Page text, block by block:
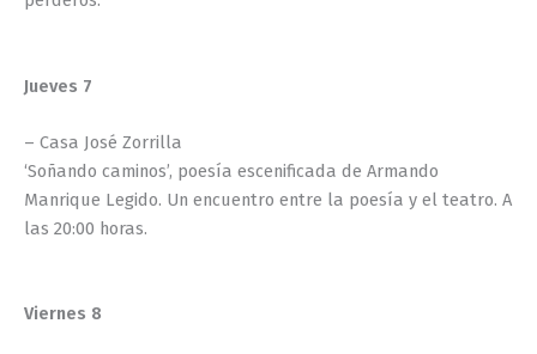
Jueves 7
– Casa José Zorrilla
‘Soñando caminos’, poesía escenificada de Armando
Manrique Legido. Un encuentro entre la poesía y el teatro. A
las 20:00 horas.
Viernes 8